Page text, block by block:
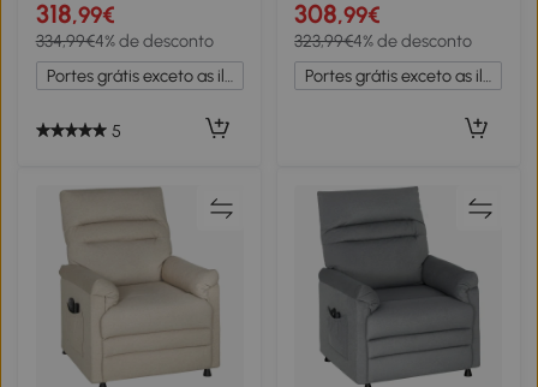
Massagem Controlo
Remoto Estofada em PU
94x99x99 cm Creme
318,99€
334,99€4% de desconto
Portes grátis exceto as ilhas
5
Vibração Reclinação 145°
Mesa 2 Bolsos Laterais
77x93x105 cm Cinza
308,99€
323,99€4% de desconto
Portes grátis exceto as ilhas